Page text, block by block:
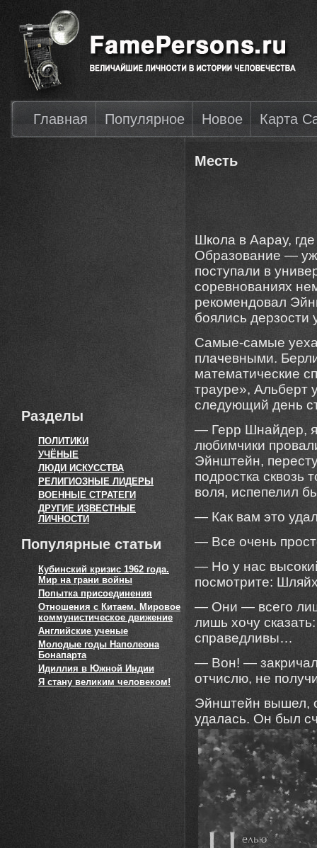
Главная Популярное Новое Карта
Разделы
ПОЛИТИКИ
УЧЁНЫЕ
ЛЮДИ ИСКУССТВА
РЕЛИГИОЗНЫЕ ЛИДЕРЫ
ВОЕННЫЕ СТРАТЕГИ
ДРУГИЕ ИЗВЕСТНЫЕ
ЛИЧНОСТИ
Популярные статьи
Кубинский кризис 1962 года.
Мир на грани войны
Попытка присоединения
Отношения с Китаем. Мировое
коммунистическое движение
Английские ученые
Молодые годы Наполеона
Бонапарта
Идиллия в Южной Индии
Я стану великим человеком!
Месть
Школа в Аарау,
Образование —
поступали в
соревнованиях
рекомендовал
боялись дерзости
Самые-самые
плачевными.
математические
трауре», Альберт
следующий день
— Герр Шнайдер,
любимчики
Эйнштейн,
подростка сквозь
воля, испепелил
— Как вам это
— Все очень
— Но у нас
посмотрите:
— Они — всего
лишь хочу
справедливы…
— Вон! — закричал
отчислю, не
Эйнштейн вышел,
удалась. Он был